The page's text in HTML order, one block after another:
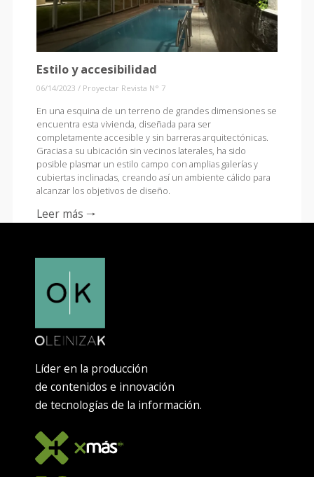
Estilo y accesibilidad
06/14/2023 / Proyectar Revista N° 7
En una esquina de un terreno de grandes dimensiones se
encuentra esta vivienda, diseñada para ser
completamente accesible y sin barreras arquitectónicas.
Gracias a su ubicación sin vecinos laterales, ha sido
posible plasmar un estilo campo con amplias galerías y
cubiertas inclinadas, creando así un ambiente cálido para
alcanzar los objetivos de diseño.
Leer más 🠒
Líder en la producción
de contenidos e innovación
de tecnologías de la información.